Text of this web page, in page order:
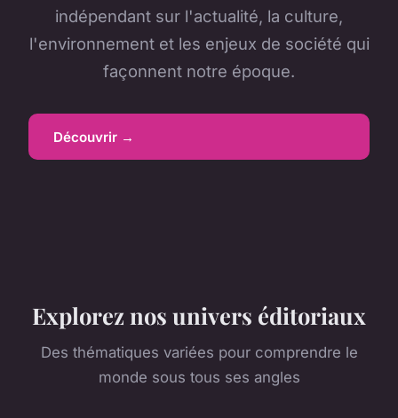
indépendant sur l'actualité, la culture,
l'environnement et les enjeux de société qui
façonnent notre époque.
Découvrir →
Explorez nos univers éditoriaux
Des thématiques variées pour comprendre le
monde sous tous ses angles